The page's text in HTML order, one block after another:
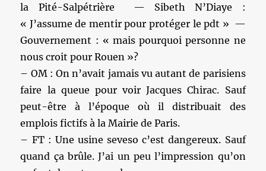
la Pité-Salpétrière — Sibeth N’Diaye :
« J’assume de mentir pour protéger le pdt » —
Gouvernement : « mais pourquoi personne ne
nous croit pour Rouen »?
– OM : On n’avait jamais vu autant de parisiens
faire la queue pour voir Jacques Chirac. Sauf
peut-être à l’époque où il distribuait des
emplois fictifs à la Mairie de Paris.
– FT : Une usine seveso c’est dangereux. Sauf
quand ça brûle. J’ai un peu l’impression qu’on